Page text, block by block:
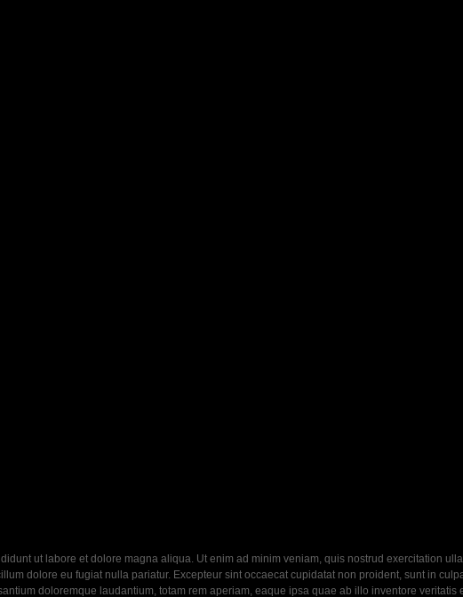
ut labore et dolore magna aliqua. Ut enim ad minim veniam, quis nostrud exercitation
dolore eu fugiat nulla pariatur. Excepteur sint occaecat cupidatat non proident, sunt in
doloremque laudantium, totam rem aperiam, eaque ipsa quae ab illo inventore veritatis